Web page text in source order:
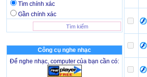
Tìm chính xác
Gần chính xác
Công cụ nghe nhạc
Để nghe nhạc, computer của bạn cần có: